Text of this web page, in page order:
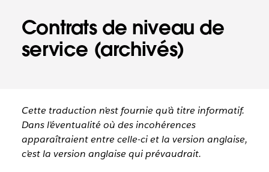
Contrats de niveau de
service (archivés)
Cette traduction n’est fournie qu’à titre informatif.
Dans l’éventualité où des incohérences
apparaîtraient entre celle-ci et la version anglaise,
c’est la version anglaise qui prévaudrait.